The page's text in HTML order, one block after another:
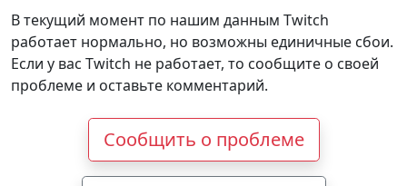
В текущий момент по нашим данным Twitch
работает нормально, но возможны единичные сбои.
Если у вас Twitch не работает, то сообщите о своей
проблеме и оставьте комментарий.
Сообщить о проблеме